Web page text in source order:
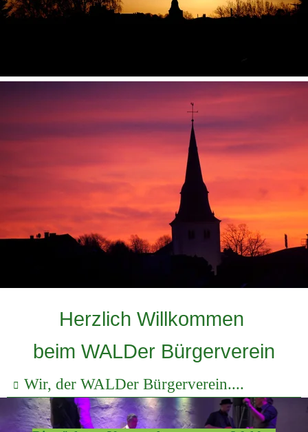
Herzlich Willkommen
beim WALDer Bürgerverein
Wir, der WALDer Bürgerverein....